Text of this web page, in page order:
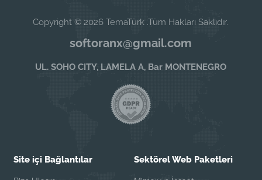
Copyright © 2026 TemaTürk .Tüm Hakları Saklıdır.
softoranx@gmail.com
UL. SOHO CITY, LAMELA A, Bar MONTENEGRO
Site içi Bağlantılar Sektörel Web Paketleri